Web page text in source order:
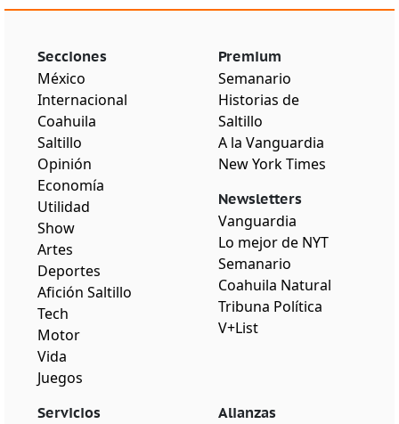
Secciones
México
Internacional
Coahuila
Saltillo
Opinión
Economía
Utilidad
Show
Artes
Deportes
Afición Saltillo
Tech
Motor
Vida
Juegos
Premium
Semanario
Historias de
Saltillo
A la Vanguardia
New York Times
Newsletters
Vanguardia
Lo mejor de NYT
Semanario
Coahuila Natural
Tribuna Política
V+List
Servicios Alianzas